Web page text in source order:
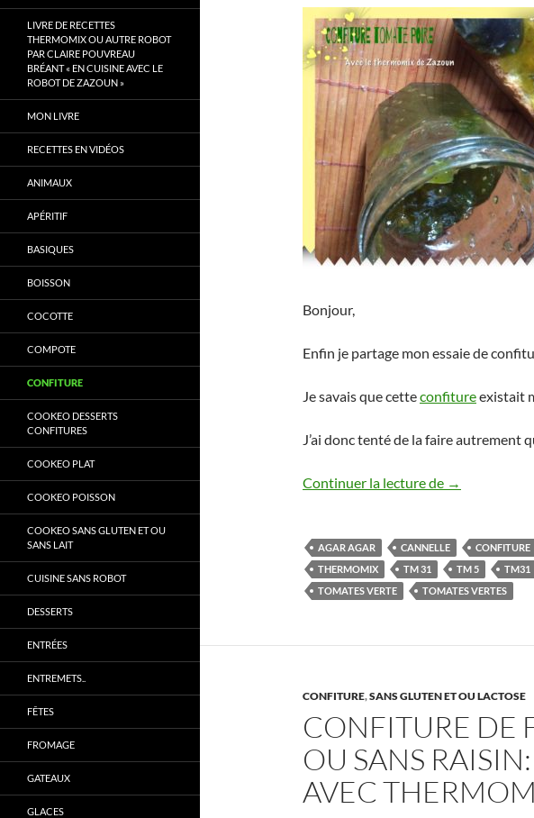
Bonjour,
Enfin je partage mon essaie de
Je savais que cetteconfitureexistait
J’ai donc tenté de la faire autrement
Continuer la lecture de Confiture de
→
AGAR AGAR CANNELLE CONFITURE
THERMOMIX
TM 31 TM 5 TM31
TOMATES VERTE
TOMATES VERTES
CONFITURE,SANS GLUTEN ET OU LACTOSE
CONFITURE DE
OU SANS
AVEC
LIVRE DE RECETTES
THERMOMIX OU AUTRE ROBOT
PAR CLAIRE POUVREAU
BRÉANT « EN CUISINE AVEC LE
ROBOT DE ZAZOUN »
MON LIVRE
RECETTES EN VIDÉOS
ANIMAUX
APÉRITIF
BASIQUES
BOISSON
COCOTTE
COMPOTE
CONFITURE
COOKEO DESSERTS
CONFITURES
COOKEO PLAT
COOKEO POISSON
COOKEO SANS GLUTEN ET OU
SANS LAIT
CUISINE SANS ROBOT
DESSERTS
ENTRÉES
ENTREMETS..
FÊTES
FROMAGE
GATEAUX
GLACES